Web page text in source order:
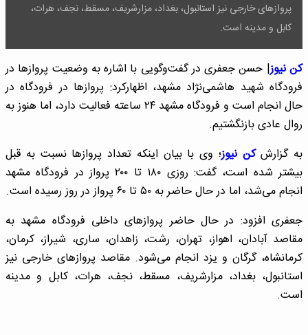
پروازهای خارجی نیز استانبول، بغداد، مزارشریف، مسقط، نجف، هرات،
کابل و مدینه است.
کن نیوز| حسن جعفری در گفت‌وگویی با اشاره به وضعیت پروازها در
فرودگاه شهید هاشمی‌نژاد مشهد، اظهارکرد: پروازها در فرودگاه در
حال انجام است و فرودگاه مشهد ۲۴ ساعته فعالیت دارد، اما هنوز به
روال عادی بازنگشتیم.
به گزارشکن نیوز؛ وی با بیان اینکه تعداد پروازها نسبت به قبل
بیشتر شده است، گفت: روزی ۱۸۰ تا ۲۰۰ پرواز در فرودگاه مشهد
انجام می‌شد، اما در حال حاضر به ۵۰ تا ۶۰ پرواز در روز رسیده است.
جعفری افزود: در حال حاضر پروازهای داخلی فرودگاه مشهد به
مقاصد آبادان، اهواز، تهران، رشت، زاهدان، ساری، شیراز، کرمان،
کرمانشاه، گرگان و یزد انجام می‌شود. مقاصد پروازهای خارجی نیز
استانبول، بغداد، مزارشریف، مسقط، نجف، هرات، کابل و مدینه
است.